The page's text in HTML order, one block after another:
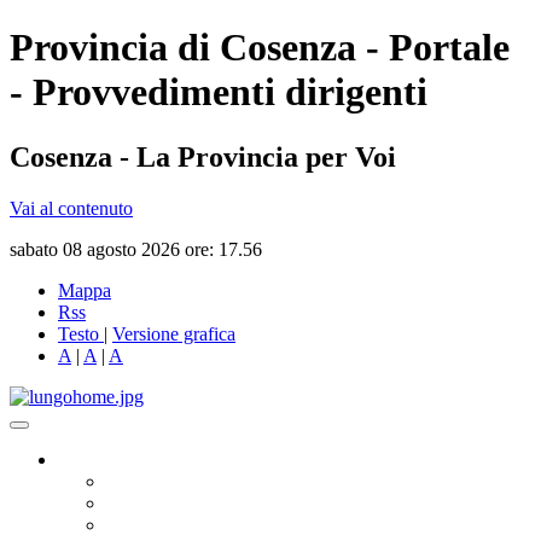
Provincia di Cosenza - Portale
- Provvedimenti dirigenti
Cosenza - La Provincia per Voi
Vai al contenuto
sabato 08 agosto 2026 ore: 17.56
Mappa
Rss
Testo | Versione grafica
A | A | A